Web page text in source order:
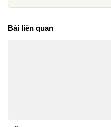
Bài liên quan